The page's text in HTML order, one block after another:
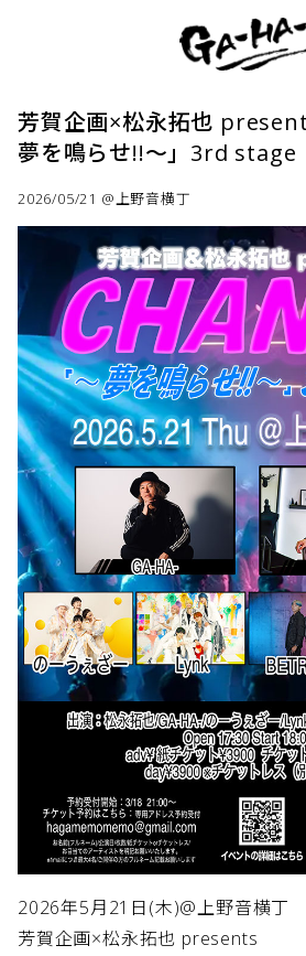
芳賀企画×松永拓也
夢を鳴らせ!!～」3rd stage
2026/05/21 @上野音横丁
2026年5月21日(木)@上野音横丁
芳賀企画×松永拓也 presents